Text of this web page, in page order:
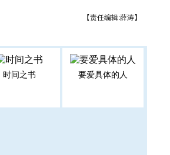
【责任编辑:薛涛】
时间之书 要爱具体的人